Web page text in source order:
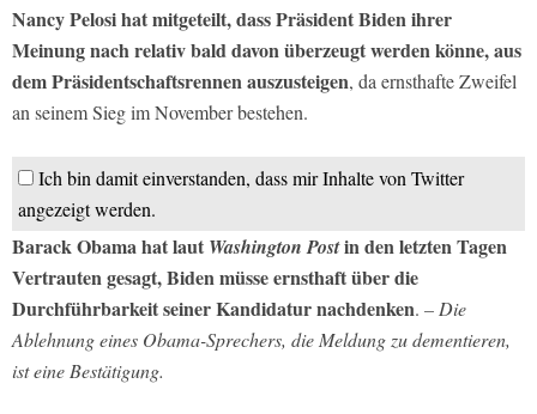
Nancy Pelosi hat mitgeteilt, dass Präsident Biden ihrer
Meinung nach relativ bald davon überzeugt werden könne, aus
dem Präsidentschaftsrennen auszusteigen, da ernsthafte Zweifel
an seinem Sieg im November bestehen.
Ich bin damit einverstanden, dass mir Inhalte von Twitter
angezeigt werden.
Barack Obama hat laut Washington Postin den letzten Tagen
Vertrauten gesagt, Biden müsse ernsthaft über die
Durchführbarkeit seiner Kandidatur nachdenken. – Die
Ablehnung eines Obama-Sprechers, die Meldung zu dementieren,
ist eine Bestätigung.